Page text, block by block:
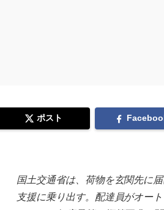
ポスト
国土交通省は、荷物を玄関先に
支援に乗り出す。配達員がオー